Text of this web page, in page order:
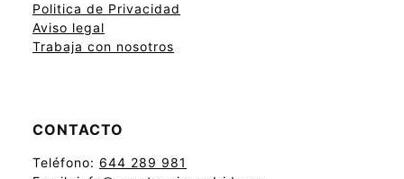
Politica de Privacidad
Aviso legal
Trabaja con nosotros
CONTACTO
Teléfono: 644 289 981